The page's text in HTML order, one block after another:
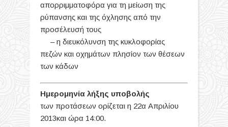
απορριμματοφόρα για τη μείωση της
ρύπανσης και της όχλησης από την
προσέλευσή τους
– η διευκόλυνση της κυκλοφορίας
πεζών και οχημάτων πλησίον των θέσεων
των κάδων
Ημερομηνία λήξης υποβολής
των προτάσεων ορίζεται η 22α Απριλίου
2013και ώρα 14:00.